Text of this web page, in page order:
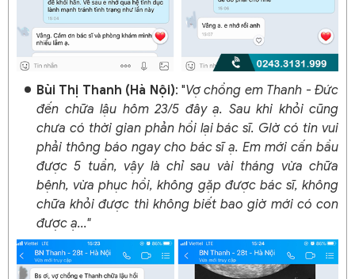
Bùi Thị Thanh (Hà Nội): "Vợ chồng em Thanh - Đức
đến chữa lậu hôm 23/5 đây ạ. Sau khi khỏi cũng
chưa có thời gian phản hồi lại bác sĩ. GIờ có tin vui
phải thông báo ngay cho bác sĩ ạ. Em mới cấn bầu
được 5 tuần, vậy là chỉ sau vài tháng vừa chữa
bệnh, vừa phục hồi, không gặp được bác sĩ, không
chữa khỏi được thì không biết bao giờ mới có con
được ạ..."